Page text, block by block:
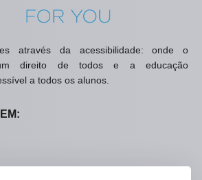
através da acessibilidade: onde o
direito de todos e a educação
a todos os alunos.